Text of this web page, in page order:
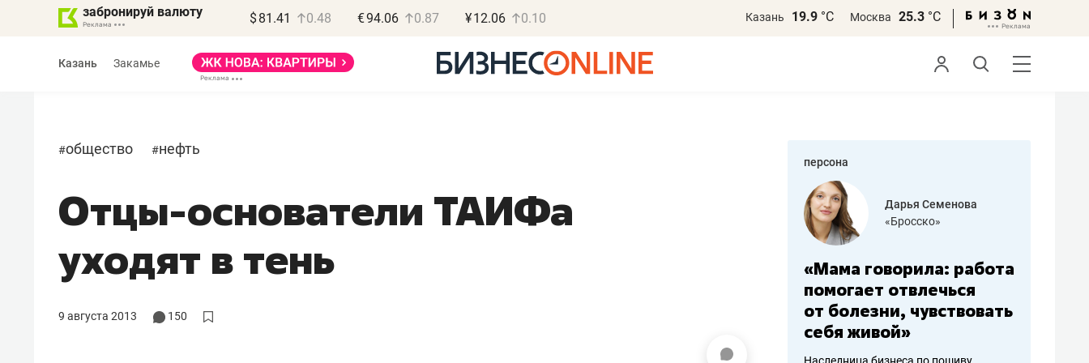
забронируй валюту $ 81.41 0.48 €94.06 0.87 ¥12.06 0.10 Казань 19.9 °С Москва 25.3 °С
Казань Закамье
#общество #нефть
Отцы-основатели ТАИФа
уходят в тень
9 августа 2013 150
персона
Василь Мазитов
МАРТ
Дарья Семенова
«Бросско»
«Мама говорила: работа
помогает отвлечься
от болезни, чувствовать
себя живой»